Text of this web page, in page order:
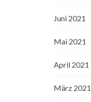
Juni 2021
Mai 2021
April 2021
März 2021